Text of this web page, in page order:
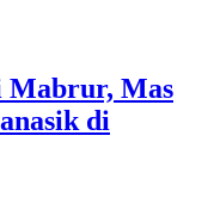
Mabrur, Mas
di